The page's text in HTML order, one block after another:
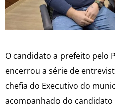
O candidato a prefeito pelo
encerrou a série de
chefia do Executivo do
acompanhado do candidato